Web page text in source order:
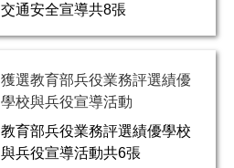
交通安全宣導共8張
獲選教育部兵役業務評選績優
學校與兵役宣導活動
教育部兵役業務評選績優學校
與兵役宣導活動共6張